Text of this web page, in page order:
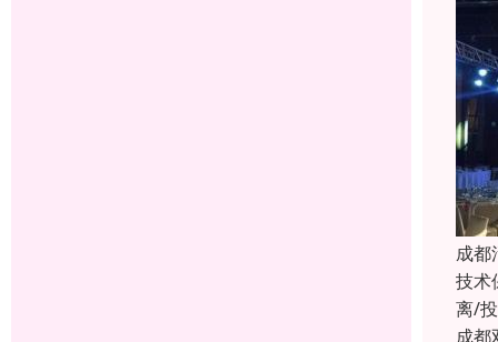
成都
技术
离/
成都